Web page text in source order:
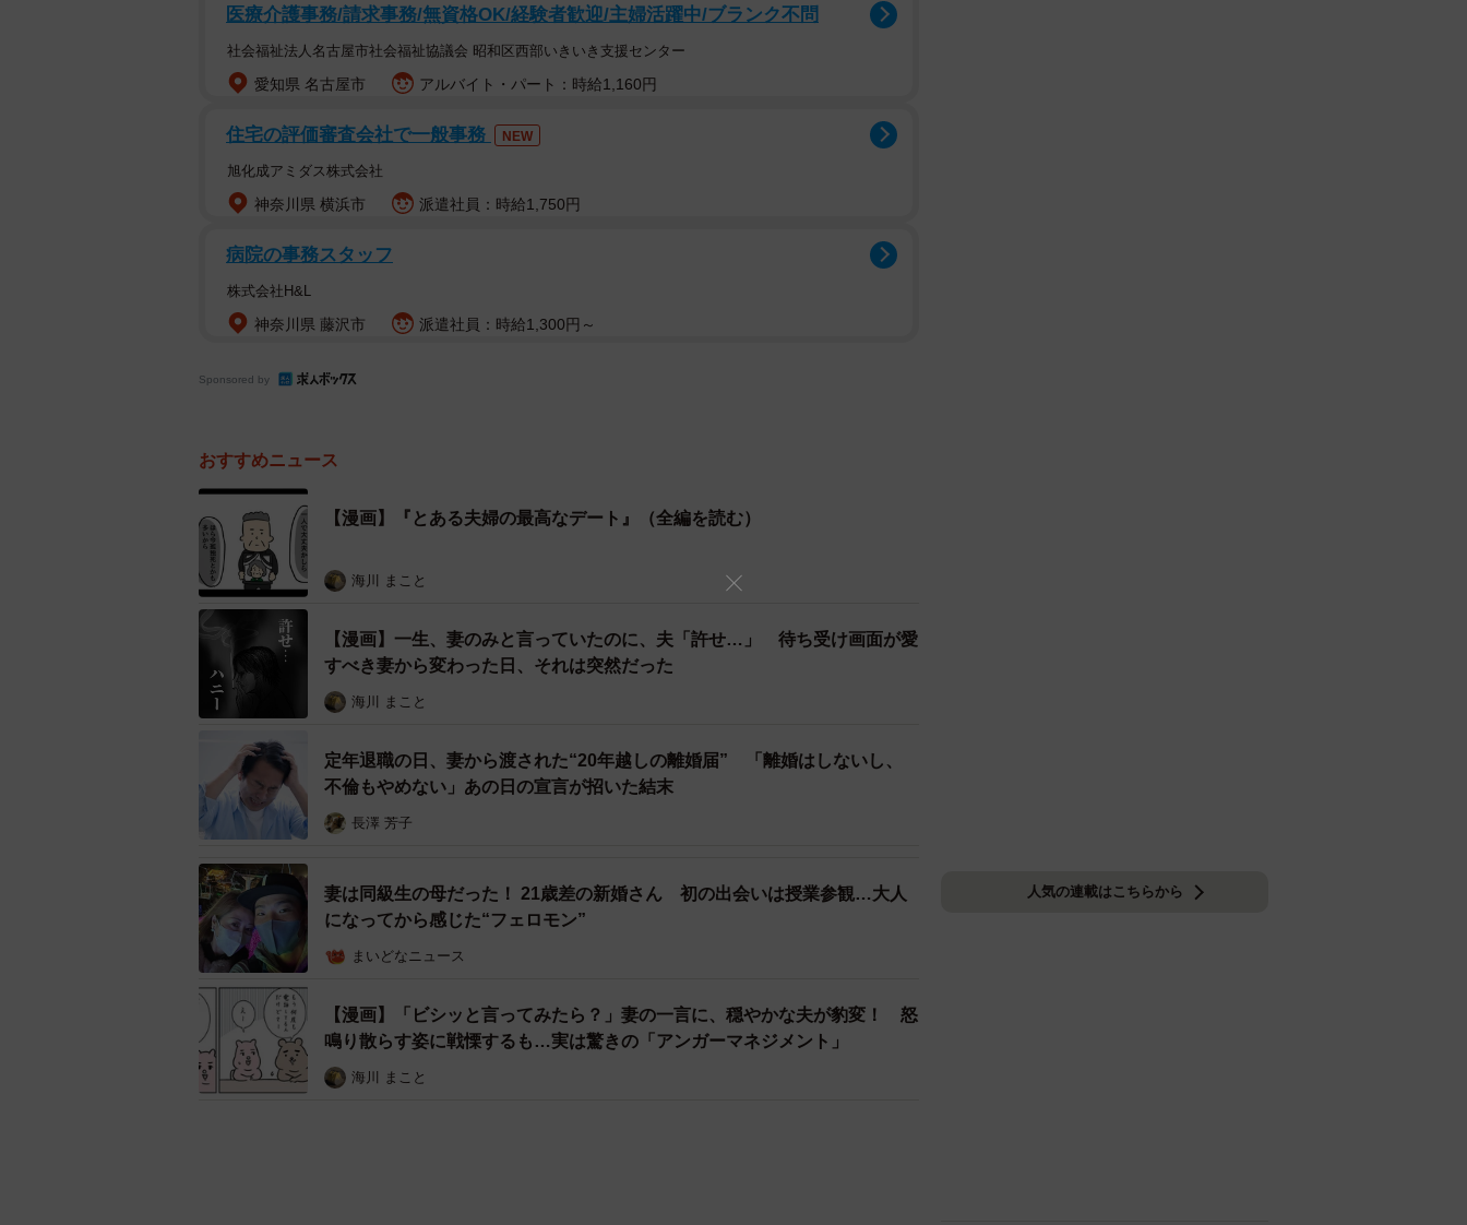
医療介護事務/請求事務/無資格OK/経験者歓迎/主婦活躍中/ブランク不問
社会福祉法人名古屋市社会福祉協議会 昭和区西部いきいき支援センター
愛知県 名古屋市 アルバイト・パート：時給1,160円
住宅の評価審査会社で一般事務 NEW
旭化成アミダス株式会社
神奈川県 横浜市 派遣社員：時給1,750円
病院の事務スタッフ
株式会社H&L
神奈川県 藤沢市 派遣社員：時給1,300円～
Sponsored by
おすすめニュース
【漫画】『とある夫婦の最高なデート』（全編を読む）
海川 まこと
【漫画】一生、妻のみと言っていたのに、夫「許せ…」 待ち受け画面が愛
すべき妻から変わった日、それは突然だった
海川 まこと
定年退職の日、妻から渡された“20年越しの離婚届” 「離婚はしないし、
不倫もやめない」あの日の宣言が招いた結末
長澤 芳子
妻は同級生の母だった！ 21歳差の新婚さん 初の出会いは授業参観…大人
になってから感じた“フェロモン”
まいどなニュース
【漫画】「ビシッと言ってみたら？」妻の一言に、穏やかな夫が豹変！ 怒
鳴り散らす姿に戦慄するも…実は驚きの「アンガーマネジメント」
海川 まこと
人気の連載はこちらから